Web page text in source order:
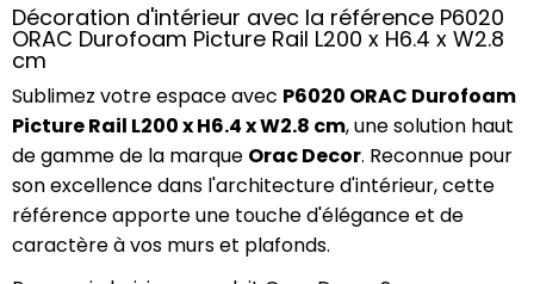
Décoration d'intérieur avec la référence P6020
ORAC Durofoam Picture Rail L200 x H6.4 x W2.8
cm
Sublimez votre espace avec P6020 ORAC Durofoam
Picture Rail L200 x H6.4 x W2.8 cm, une solution haut
de gamme de la marque Orac Decor. Reconnue pour
son excellence dans l'architecture d'intérieur, cette
référence apporte une touche d'élégance et de
caractère à vos murs et plafonds.